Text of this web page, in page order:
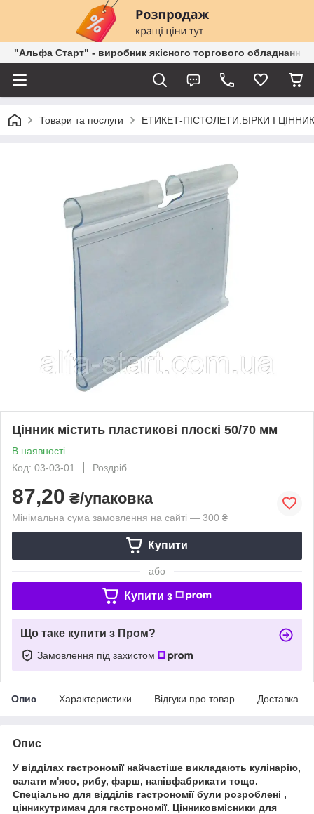
"Альфа Старт" - виробник якісного торгового обладнання
Товари та послуги ЕТИКЕТ-ПІСТОЛЕТИ.БІРКИ І
Цінник містить пластикові плоскі 50/70 мм
В наявності
Код: 03-03-01
Роздріб
87,20 ₴/упаковка
Мінімальна сума замовлення на сайті — 300 ₴
Купити
або
Купити з
Що таке купити з Пром?
Замовлення під захистом
Опис Характеристики Відгуки про товар Доставка
Опис
У відділах гастрономії найчастіше викладають кулінарію,
салати м'ясо, рибу, фарш, напівфабрикати тощо.
Спеціально для відділів гастрономії були розроблені ,
цінникутримач для гастрономії. Цінниковмісники для